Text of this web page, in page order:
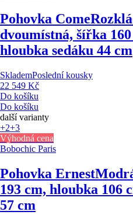
Pohovka Come
dvoumístná, šířka
hloubka sedáku 44 cm
SklademPoslední kousky
22 549 Kč
Do košíku
Do košíku
další varianty
+2+3
Výhodná cena
Bobochic Paris
Pohovka Ernest
193 cm, hloubka 106
57 cm